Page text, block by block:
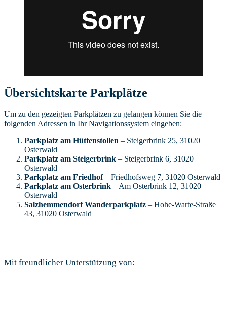
Übersichtskarte Parkplätze
Um zu den gezeigten Parkplätzen zu gelangen können Sie die
folgenden Adressen in Ihr Navigationssystem eingeben:
Parkplatz am Hüttenstollen – Steigerbrink 25, 31020
Osterwald
Parkplatz am Steigerbrink – Steigerbrink 6, 31020
Osterwald
Parkplatz am Friedhof– Friedhofsweg 7, 31020 Osterwald
Parkplatz am Osterbrink – Am Osterbrink 12, 31020
Osterwald
Salzhemmendorf Wanderparkplatz – Hohe-Warte-Straße
43, 31020 Osterwald
Mit freundlicher Unterstützung von: